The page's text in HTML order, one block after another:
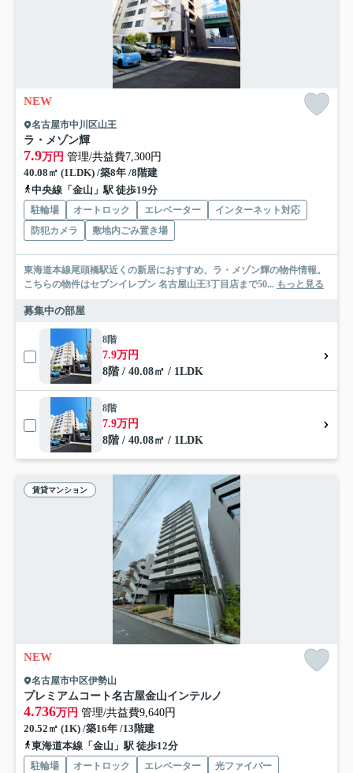
NEW
名古屋市中川区山王
ラ・メゾン輝
7.9万円 管理/共益費7,300円
40.08㎡ (1LDK) /築8年 /8階建
中央線「金山」駅 徒歩19分
駐輪場 オートロック エレベーター
インターネット対応
防犯カメラ
敷地内ごみ置き場
東海道本線尾頭橋駅近くの新居におすすめ、ラ・メゾン輝の物件情報。
こちらの物件はセブンイレブン 名古屋山王3丁目店まで50... もっと見る
募集中の部屋
8階
7.9万円
8階 / 40.08㎡ / 1LDK
8階
7.9万円
8階 / 40.08㎡ / 1LDK
賃貸マンション
NEW
名古屋市中区伊勢山
プレミアムコート名古屋金山インテルノ
4.736万円 管理/共益費9,640円
20.52㎡ (1K) /築16年 /13階建
東海道本線「金山」駅 徒歩12分
駐輪場 オートロック エレベーター
光ファイバー